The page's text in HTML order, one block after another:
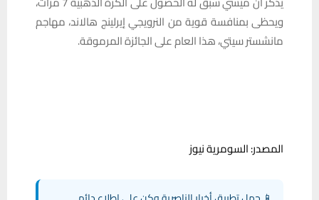
ويحظى بمنافسة قوية من النرويجي إيرلينج هالاند، مهاجم
مانشستر سيتي، هذا العام على الجائزة المرموقة.
المصدر: السومرية نيوز